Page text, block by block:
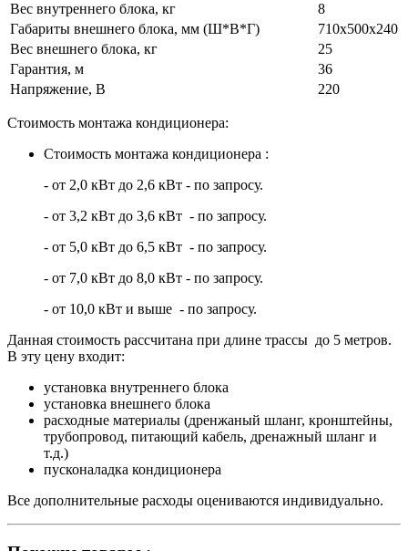
Вес внутреннего блока, кг
8
Габариты внешнего блока, мм (Ш*В*Г)
710x500x240
Вес внешнего блока, кг
25
Гарантия, м
36
Напряжение, В
220
Стоимость монтажа кондиционера:
Стоимость монтажа кондиционера :
- от 2,0 кВт до 2,6 кВт - по запросу.
- от 3,2 кВт до 3,6 кВт - по запросу.
- от 5,0 кВт до 6,5 кВт - по запросу.
- от 7,0 кВт до 8,0 кВт - по запросу.
- от 10,0 кВт и выше - по запросу.
Данная стоимость рассчитана при длине трассы до 5 метров.
В эту цену входит:
установка внутреннего блока
установка внешнего блока
расходные материалы (дренжаный шланг, кронштейны,
трубопровод, питающий кабель, дренажный шланг и
т.д.)
пусконаладка кондиционера
Все дополнительные расходы оцениваются индивидуально.